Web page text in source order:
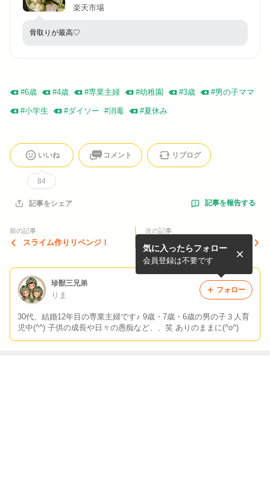
プロテイン DHA EPA 一部地域除き 送料無料
楽天市場
骨取りが最高♡
#6歳 #4歳 #専業主婦 #幼稚園 #3歳 #男の子ママ
#小学生 #ダイソー #消毒 #夏休み
いいね
84
コメント リブログ
記事をシェア 記事を報告する
前の記事
スライム作りリベンジ！
次の記事
プールの水替え。
珍獣三兄弟
りま
30代、結婚12年目の専業主婦です♪ 9歳・7歳・6歳の男の子３人育
児中(^^) 子供の成長や日々の愚痴など、、笑 ありのままに(^o^)
気に入ったらフォロー
会員登録は不要です
フォロー